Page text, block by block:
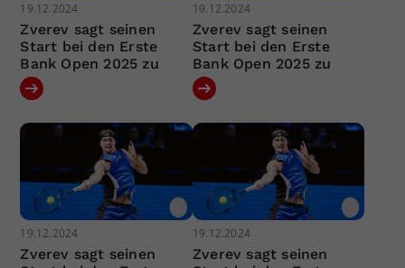
19.12.2024
Zverev sagt seinen
Start bei den Erste
Bank Open 2025 zu
19.12.2024
Zverev sagt seinen
Start bei den Erste
Bank Open 2025 zu
19.12.2024
Zverev sagt seinen
19.12.2024
Zverev sagt seinen